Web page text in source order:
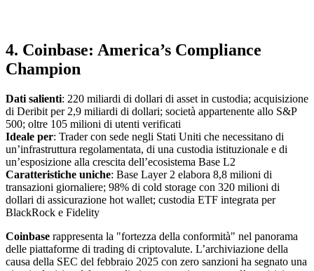
4. Coinbase: America’s Compliance
Champion
Dati salienti: 220 miliardi di dollari di asset in custodia; acquisizione
di Deribit per 2,9 miliardi di dollari; società appartenente allo S&P
500; oltre 105 milioni di utenti verificati
Ideale per: Trader con sede negli Stati Uniti che necessitano di
un’infrastruttura regolamentata, di una custodia istituzionale e di
un’esposizione alla crescita dell’ecosistema Base L2
Caratteristiche uniche: Base Layer 2 elabora 8,8 milioni di
transazioni giornaliere; 98% di cold storage con 320 milioni di
dollari di assicurazione hot wallet; custodia ETF integrata per
BlackRock e Fidelity
Coinbase rappresenta la "fortezza della conformità" nel panorama
delle piattaforme di trading di criptovalute. L’archiviazione della
causa della SEC del febbraio 2025 con zero sanzioni ha segnato una